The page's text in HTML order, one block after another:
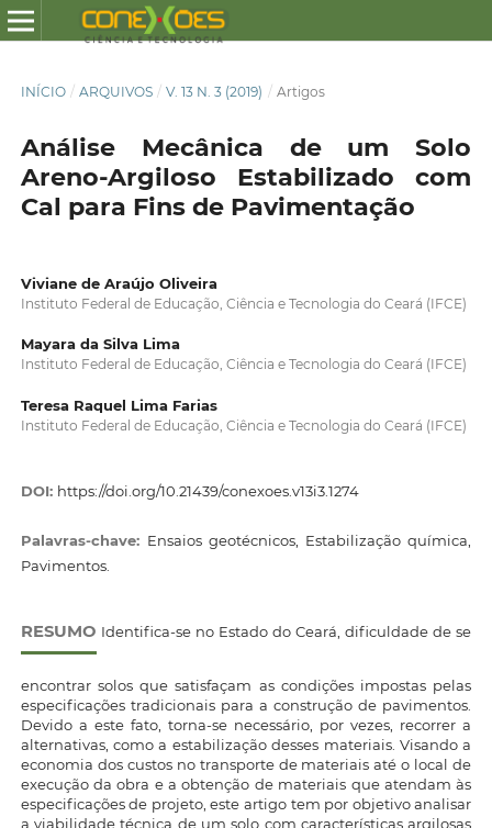
INÍCIO / ARQUIVOS / V. 13 N. 3 (2019) / Artigos
Análise Mecânica de um Solo
Areno-Argiloso Estabilizado com
Cal para Fins de Pavimentação
Viviane de Araújo Oliveira
Instituto Federal de Educação, Ciência e Tecnologia do Ceará (IFCE)
Mayara da Silva Lima
Instituto Federal de Educação, Ciência e Tecnologia do Ceará (IFCE)
Teresa Raquel Lima Farias
Instituto Federal de Educação, Ciência e Tecnologia do Ceará (IFCE)
DOI: https://doi.org/10.21439/conexoes.v13i3.1274
Palavras-chave: Ensaios geotécnicos, Estabilização química,
Pavimentos.
RESUMO Identifica-se no Estado do Ceará, dificuldade de se
encontrar solos que satisfaçam as condições impostas pelas
especificações tradicionais para a construção de pavimentos.
Devido a este fato, torna-se necessário, por vezes, recorrer a
alternativas, como a estabilização desses materiais. Visando a
economia dos custos no transporte de materiais até o local de
execução da obra e a obtenção de materiais que atendam às
especificações de projeto, este artigo tem por objetivo analisar
a viabilidade técnica de um solo com características argilosas